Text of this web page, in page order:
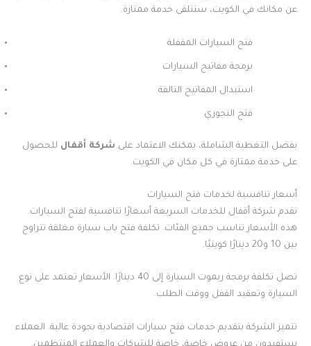
عن مكانك في الكويت، ستتلقى خدمة ممتازة.
فتح السيارات المقفلة
برمجة مفاتيح السيارات
استبدال المفاتيح التالفة
فتح التجوري
بفضل التغطية الشاملة، يمكنك الاعتماد على شركة أقفال للحصول
على خدمة ممتازة في كل مكان في الكويت.
أسعار تنافسية لخدمات فتح السيارات
تقدم شركة أقفال للخدمات السريعة أسعارًا تنافسية لفتح السيارات.
هذه الأسعار تناسب جميع الفئات. تكلفة فتح باب سيارة مغلقة تتراوح
بين 10 و20 دينارًا كويتيًا.
تصل تكلفة برمجة ريموت السيارة إلى 40 دينارًا. الأسعار تعتمد على نوع
السيارة وتعقيد القفل ووقت الطلب.
تتميز الشركة بتقديم خدمات فتح سيارات اقتصادية بجودة عالية. العملاء